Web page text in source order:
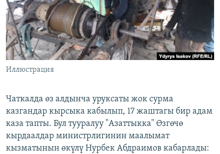
ЫҢГАЙСЫЗ СУРООЛОР
ЭЕ/АРнун бардык сайттары
Иллюстрация
Чаткалда өз алдынча уруксаты жок сурма
казгандар кырсыка кабылып, 17 жаштагы бир адам
каза тапты. Бул тууралуу "Азаттыкка" Өзгөчө
кырдаалдар министрлигинин маалымат
кызматынын өкүлү Нурбек Абдраимов кабарлады: